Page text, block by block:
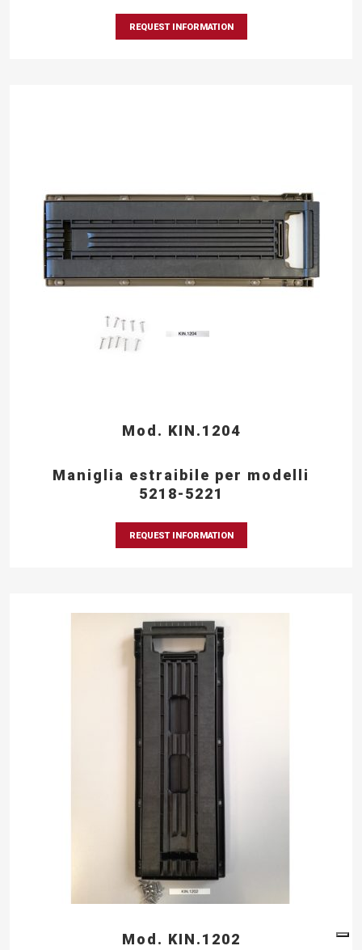
REQUEST INFORMATION
Mod. KIN.1204
Maniglia estraibile per modelli
5218-5221
REQUEST INFORMATION
Mod. KIN.1202